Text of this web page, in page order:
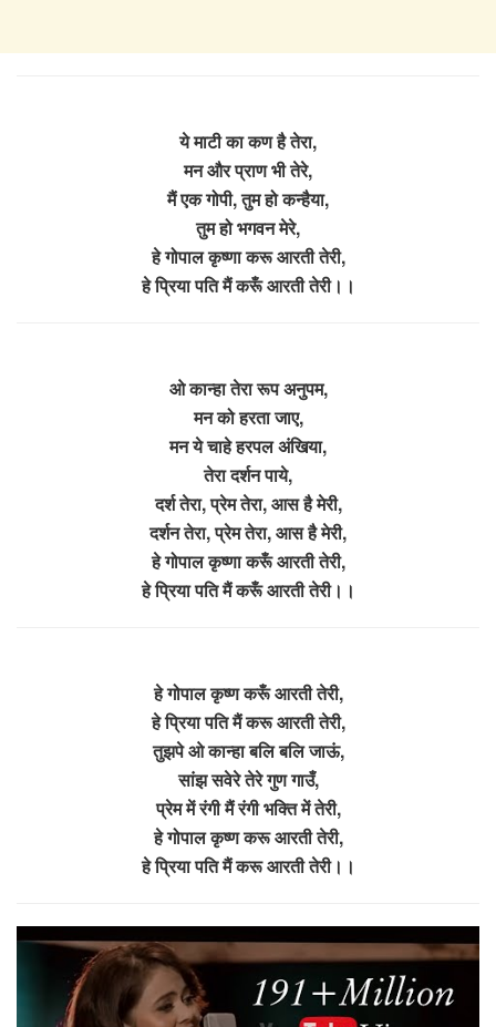
ये माटी का कण है तेरा,
मन और प्राण भी तेरे,
मैं एक गोपी, तुम हो कन्हैया,
तुम हो भगवन मेरे,
हे गोपाल कृष्णा करू आरती तेरी,
हे प्रिया पति मैं करूँ आरती तेरी।।
ओ कान्हा तेरा रूप अनुपम,
मन को हरता जाए,
मन ये चाहे हरपल अंखिया,
तेरा दर्शन पाये,
दर्श तेरा, प्रेम तेरा, आस है मेरी,
दर्शन तेरा, प्रेम तेरा, आस है मेरी,
हे गोपाल कृष्णा करूँ आरती तेरी,
हे प्रिया पति मैं करूँ आरती तेरी।।
हे गोपाल कृष्ण करूँ आरती तेरी,
हे प्रिया पति मैं करू आरती तेरी,
तुझपे ओ कान्हा बलि बलि जाऊं,
सांझ सवेरे तेरे गुण गाउँ,
प्रेम में रंगी मैं रंगी भक्ति में तेरी,
हे गोपाल कृष्ण करू आरती तेरी,
हे प्रिया पति मैं करू आरती तेरी।।